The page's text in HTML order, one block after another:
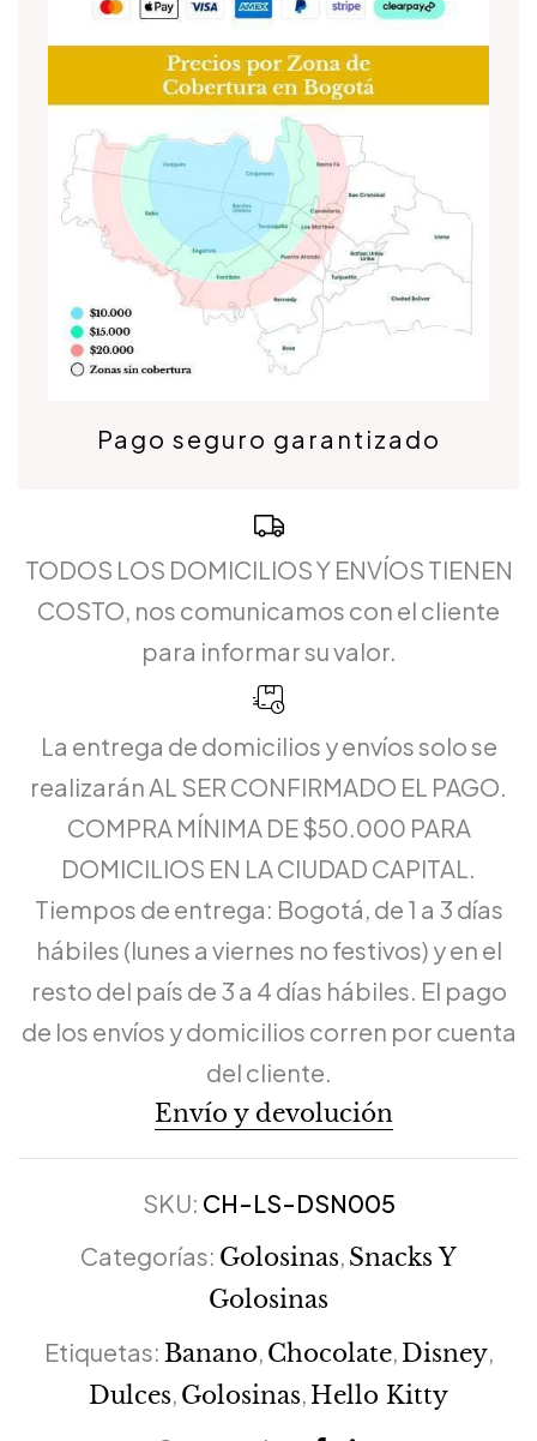
Pago seguro garantizado
TODOS LOS DOMICILIOS Y ENVÍOS TIENEN
COSTO, nos comunicamos con el cliente
para informar su valor.
La entrega de domicilios y envíos solo se
realizarán AL SER CONFIRMADO EL PAGO.
COMPRA MÍNIMA DE $50.000 PARA
DOMICILIOS EN LA CIUDAD CAPITAL.
Tiempos de entrega: Bogotá, de 1 a 3 días
hábiles (lunes a viernes no festivos) y en el
resto del país de 3 a 4 días hábiles. El pago
de los envíos y domicilios corren por cuenta
del cliente.
Envío y devolución
SKU: CH-LS-DSN005
Categorías: Golosinas Snacks Y
Golosinas
Etiquetas: Banano, Chocolate, Disney,
Dulces Golosinas Hello Kitty